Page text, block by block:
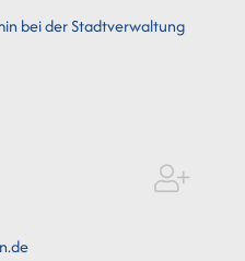
bei der Stadtverwaltung